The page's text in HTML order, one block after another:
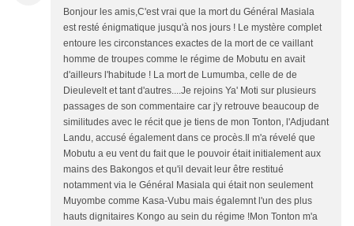
Bonjour les amis,C'est vrai que la mort du Général Masiala
est resté énigmatique jusqu'à nos jours ! Le mystère complet
entoure les circonstances exactes de la mort de ce vaillant
homme de troupes comme le régime de Mobutu en avait
d'ailleurs l'habitude ! La mort de Lumumba, celle de de
Dieulevelt et tant d'autres....Je rejoins Ya' Moti sur plusieurs
passages de son commentaire car j'y retrouve beaucoup de
similitudes avec le récit que je tiens de mon Tonton, l'Adjudant
Landu, accusé également dans ce procès.Il m'a révelé que
Mobutu a eu vent du fait que le pouvoir était initialement aux
mains des Bakongos et qu'il devait leur être restitué
notamment via le Général Masiala qui était non seulement
Muyombe comme Kasa-Vubu mais égalemnt l'un des plus
hauts dignitaires Kongo au sein du régime !Mon Tonton m'a